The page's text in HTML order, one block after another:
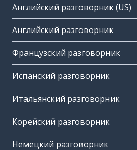
Английский разговорник (US)
Английский разговорник
Французский разговорник
Испанский разговорник
Итальянский разговорник
Корейский разговорник
Немецкий разговорник